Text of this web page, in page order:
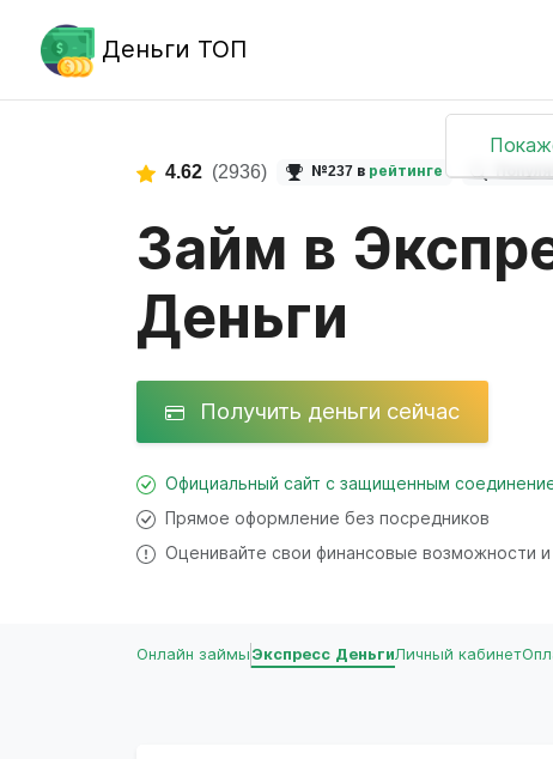
Деньги ТОП
4.62 (2936) №237 в рейтинге
Займ в
Деньги
Получить деньги сейчас
Официальный сайт с защищенным
Прямое оформление без посредников
Оценивайте свои финансовые возможности и
Онлайн займы Экспресс ДеньгиЛичный кабинет